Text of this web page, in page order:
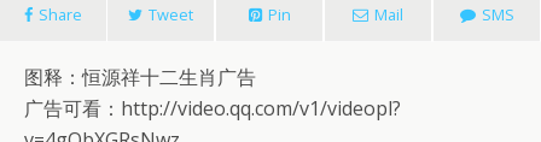
Share Tweet Pin Mail SMS
图释：恒源祥十二生肖广告
广告可看：http://video.qq.com/v1/videopl?